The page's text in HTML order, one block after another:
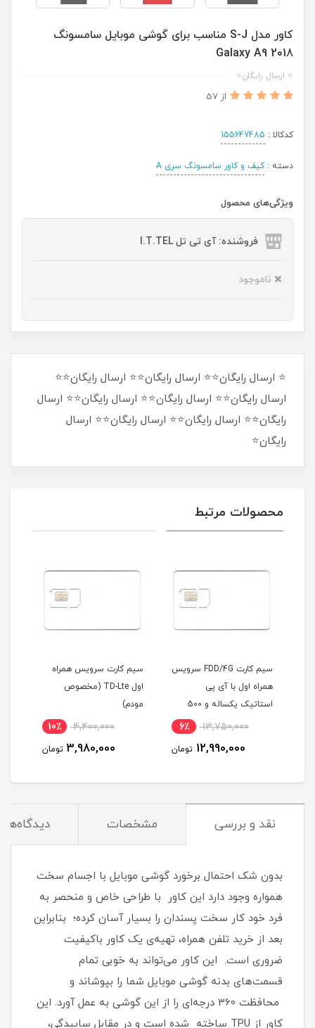
کاور مدل S-J مناسب برای گوشی موبایل سامسونگ
Galaxy A9 2018
⭐ ارسال رایگان⭐
از 57
کدکالا : 155647485
دسته :کیف و کاور سامسونگ سری A
ویژگی‌های محصول
فروشنده: آی تی تل I.T.TEL
ناموجود
⭐ ارسال رایگان⭐⭐ ارسال رایگان⭐⭐ ارسال رایگان⭐⭐
ارسال رایگان⭐⭐ ارسال رایگان⭐⭐ ارسال رایگان⭐⭐ ارسال
رایگان⭐⭐ ارسال رایگان⭐⭐ ارسال رایگان⭐⭐ ارسال
رایگان⭐
محصولات مرتبط
سیم کارت FDD/4G سرویس
همراه اول با آی پی
استاتیک یکساله و 500
گیگ اینترنت یکساله
13,750,000 6٪
12,990,000 تومان
سیم کارت سرویس همراه
اول TD-Lte (مخصوص
مودم)
4,400,000 10٪
3,980,000 تومان
نقد و بررسی مشخصات دیدگاه‌ها
بدون شک احتمال برخورد گوشی موبایل با اجسام سخت
همواره وجود دارد این کاور با طراحی خاص و منحصر به
فرد خود کار سخت پسندان را بسیار آسان کرده؛ بنابراین
بعد از خرید تلفن همراه، تهیه‌ی یک کاور با‌کیفیت
ضروری است‏.‏ این کاور می‌تواند به خوبی تمام
قسمت‌های بدنه گوشی موبایل شما را بپوشاند و
محافظت 360 درجه‌ای را از این گوشی به عمل آورد‏.‏ این
کاور از TPU ساخته شده است و در مقابل ساییدگی،